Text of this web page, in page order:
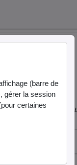
(barre de
gérer la session
certaines